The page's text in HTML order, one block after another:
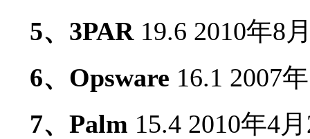
5、3PAR19.6 2010年8
6、Opsware 16.1 2007
7、Palm 15.4 2010年4